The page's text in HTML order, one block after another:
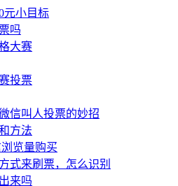
元小目标
吗
大赛
投票
信叫人投票的妙招
方法
览量购买
式来刷票，怎么识别
来吗